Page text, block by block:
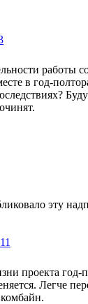
работы
в год-
эту
проекта год-
Легче